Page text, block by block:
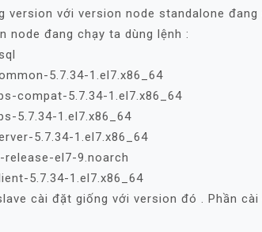
version với version node standalone đang
node đang chạy ta dùng lệnh :
5.7.34-1.el7.x86_64
compat-5.7.34-1.el7.x86_64
5.7.34-1.el7.x86_64
5.7.34-1.el7.x86_64
el7-9.noarch
5.7.34-1.el7.x86_64
cài đặt giống với version đó . Phần